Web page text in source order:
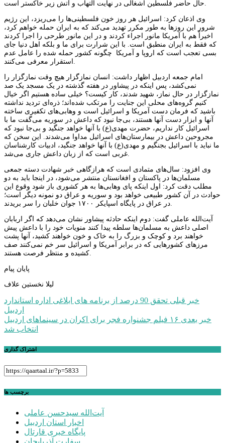
وی اذعان کرد: اسرائیل هر روز خون فلسطینی‌ها را می‌ریزد، این رژیم
شرور این روزها به طور مکرر تهدید می‌کند که به ایران حمله خواهم کرد،
اخیراً هم با آمریکا مانور اجراء کردند و در این مانور طرحی را اجرا کردند
که فقط به ایران منطبق است. با این شرارت برای ما و بلکه اهل دنیا جای
بسی تعجب است که اروپا و آمریکا چگونه کشور حمله شده را عامل عدم
امام جمعه اردبیل اظهار داشت: انسان نمازگزار هیچ وقت نمازگزار را
نمی‌کشد، پس اینکه در پیشاور در هفته گذشته در یک مسجد یک صد
نمازگزار در حال نماز، شهید شدند، کار کیست؟ خیلی ساده هستیم اگر خیال
کنیم گروه‌های محلی این جنایت را مرتکب شده‌اند؛ ذره‌ای تردید نداشته
باشید که فرمان دست آمریکا و اسرائیل است و وهابی‌های تکفیری ساخته
آنها و ابزار دست آنها هستند، بی‌جا نبود که داعش در سوریه می‌گفت ما با
اسرائیل کار نداریم، حضرت مهدی(ع) با آنها خواهد جنگید و بی‌جا نبود که
مجروحین داعش در بیمارستان‌های اسرائیل مداوا می‌شدند. این سخن که
ما نباید با اسرائیل بجنگیم و مهدی(ع) با آنها خواهد جنگید، ادبیات کارشناسان
وی افزود: سال‌های متمادی است که هرازگاهی خبر شهادت دسته جمعی
مسلمان‌ها در پاکستان و افغانستان منتشر می‌شود، در اینجا باید به دو
مطلب دقت کرد: اول اینکه پای وهابی‌ها به هر کشوری باز شود وقوع این
حوادث در آن کشور طبیعی خواهد بود و سوریه و عراق دو نمونه دیگر است؛
آیت‌الله عاملی گفت: دوم اینکه حادثه پیشاور نشان می‌دهد که اگر اربابان
اصلی داعش به مسلمان‌ها سلطه پیدا کنند منویات خود را با داعش پیش
خواهند برد و کوچک و بزرگ را به خاک و خون خواهند کشید، آنها پشت
مرزهای کشورهایی که در برابر آمریکا و اسرائیل سر خم نمی‌کنند صف
پایان پیام
لیلا نخستین علاف
راهبری
نوشته
خبر قبلی
تحقق 90 درصد از برنامه های ابلاغی اداره استاندارد
اردبیل
خبر بعدی
۱۶ فیلم جشنواره فجر برای اکران در سینماهای اردبیل
انتخاب شد
اشتراک گذاری
برچسب ها
آیت‌الله سیدحسن عاملی
اخبار استان اردبیل
پایگاه خبری قارتال
سفارت آذربایجان